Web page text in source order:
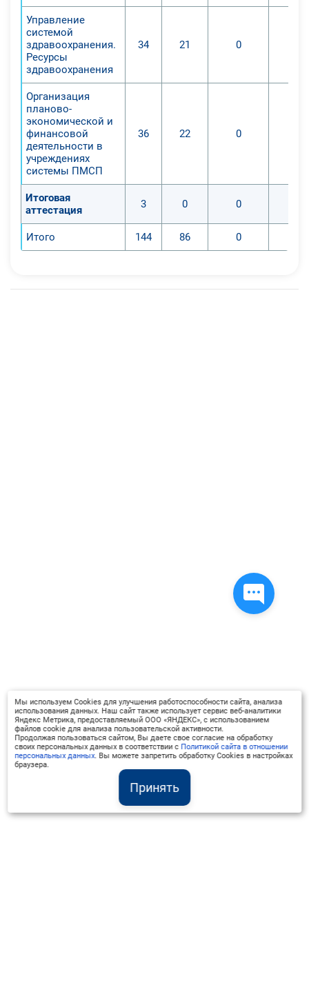
Управление
системой
здравоохранения.
Ресурсы
здравоохранения
34 21 0
Организация
планово-
экономической и
финансовой
деятельности в
учреждениях
системы ПМСП
36 22 0
Итоговая
аттестация
3 0 0
Итого 144 86 0
Принять
Мы используем Cookies для улучшения работоспособности сайта, анализа
использования данных. Наш сайт также использует сервис веб-аналитики
Яндекс Метрика, предоставляемый ООО «ЯНДЕКС», с использованием
файлов cookie для анализа пользовательской активности.
Продолжая пользоваться сайтом, Вы даете свое согласие на обработку
своих персональных данных в соответствии с Политикой сайта в отношении
персональных данных. Вы можете запретить обработку Cookies в настройках
браузера.